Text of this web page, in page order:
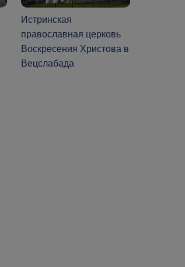
Истринская
православная церковь
Воскресения Христова в
Вецслабада